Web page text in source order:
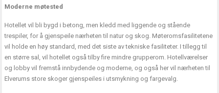
Moderne møtested
Hotellet vil bli bygd i betong, men kledd med liggende og stående
trespiler, for å gjenspeile nærheten til natur og skog. Møteromsfasilitetene
vil holde en høy standard, med det siste av tekniske fasiliteter. I tillegg til
en større sal, vil hotellet også tilby fire mindre grupperom. Hotellværelser
og lobby vil fremstå innbydende og moderne, og også her vil nærheten til
Elverums store skoger gjenspeiles i utsmykning og fargevalg.